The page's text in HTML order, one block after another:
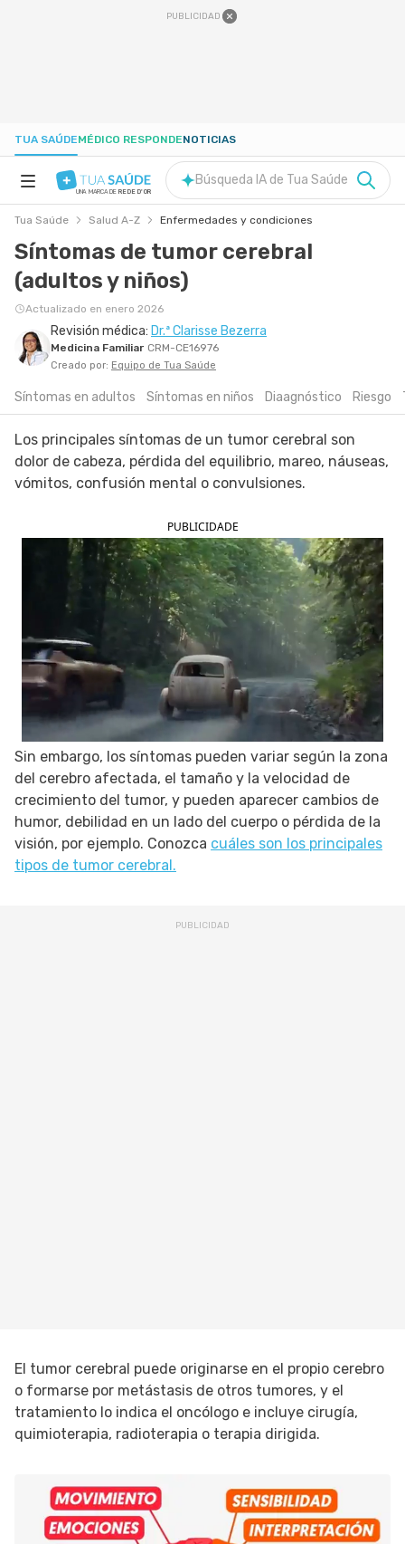
PUBLICIDAD
TUA SAÚDEMÉDICO RESPONDENOTICIAS
NUTRICIÓN
EMBARAZO
SIGUE TUA SAÚDE EN LAS REDES SOCIALES
UNA MARCA DE REDE D'OR
Búsqueda IA de Tua Saúde
Tua Saúde Salud A-Z Enfermedades y condiciones
Síntomas de tumor cerebral
(adultos y niños)
Actualizado en enero 2026
Revisión médica: Dr.ª Clarisse Bezerra
Medicina Familiar CRM-CE16976
Creado por: Equipo de Tua Saúde
Síntomas en adultos Síntomas en niños Diaagnóstico Riesgo
Los principales síntomas de un tumor cerebral son
dolor de cabeza, pérdida del equilibrio, mareo, náuseas,
vómitos, confusión mental o convulsiones.
PUBLICIDADE
Sin embargo, los síntomas pueden variar según la zona
del cerebro afectada, el tamaño y la velocidad de
crecimiento del tumor, y pueden aparecer cambios de
humor, debilidad en un lado del cuerpo o pérdida de la
visión, por ejemplo. Conozca cuáles son los principales
tipos de tumor cerebral.
El tumor cerebral puede originarse en el propio cerebro
o formarse por metástasis de otros tumores, y el
tratamiento lo indica el oncólogo e incluye cirugía,
quimioterapia, radioterapia o terapia dirigida.